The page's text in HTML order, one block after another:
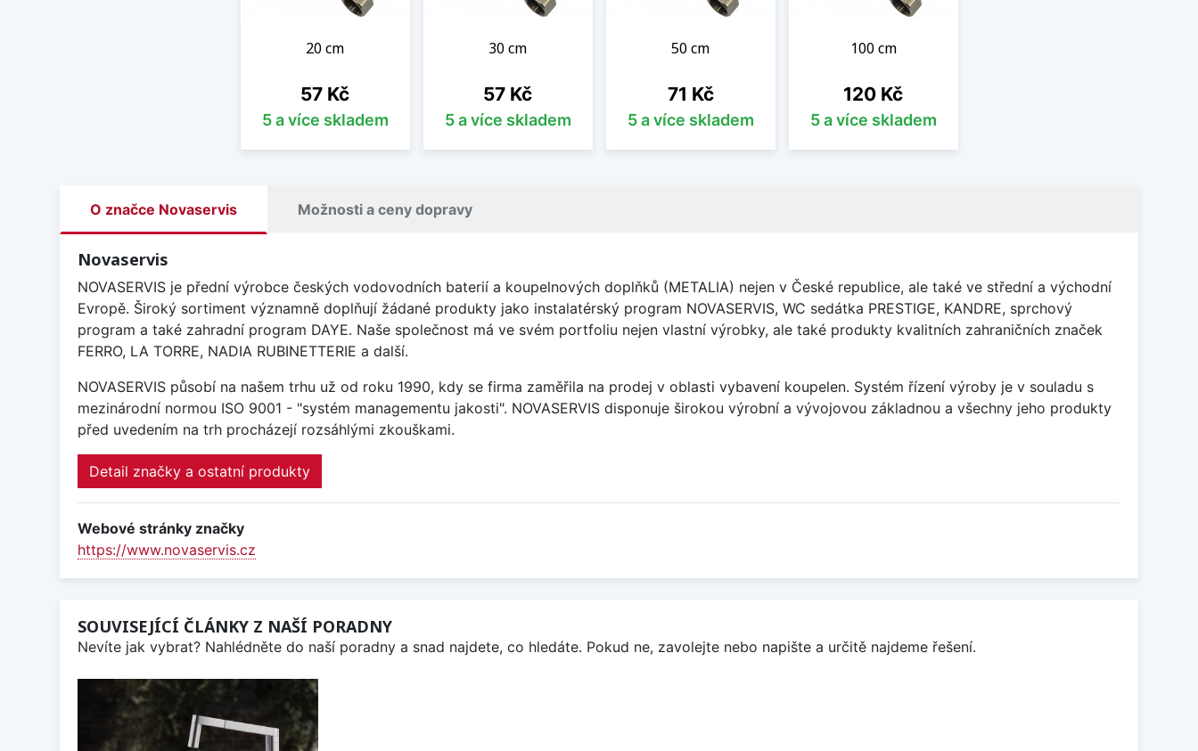
20 cm
Cena
57 Kč
5 a více skladem
30 cm
Cena
57 Kč
5 a více skladem
50 cm
Cena
71 Kč
5 a více skladem
100 cm
Cena
120 Kč
5 a více skladem
O značce Novaservis Možnosti a ceny dopravy
Novaservis
NOVASERVIS je přední výrobce českých vodovodních baterií a koupelnových doplňků (METALIA) nejen v České republice, ale také ve střední a východní
Evropě. Široký sortiment významně doplňují žádané produkty jako instalatérský program NOVASERVIS, WC sedátka PRESTIGE, KANDRE, sprchový
program a také zahradní program DAYE. Naše společnost má ve svém portfoliu nejen vlastní výrobky, ale také produkty kvalitních zahraničních značek
FERRO, LA TORRE, NADIA RUBINETTERIE a další.
NOVASERVIS působí na našem trhu už od roku 1990, kdy se firma zaměřila na prodej v oblasti vybavení koupelen. Systém řízení výroby je v souladu s
mezinárodní normou ISO 9001 - "systém managementu jakosti". NOVASERVIS disponuje širokou výrobní a vývojovou základnou a všechny jeho produkty
před uvedením na trh procházejí rozsáhlými zkouškami.
Detail značky a ostatní produkty
Webové stránky značky
https://www.novaservis.cz
SOUVISEJÍCÍ ČLÁNKY Z NAŠÍ PORADNY
Nevíte jak vybrat? Nahlédněte do naší poradny a snad najdete, co hledáte. Pokud ne, zavolejte nebo napište a určitě najdeme řešení.